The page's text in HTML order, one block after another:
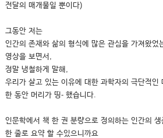
전달의 매개물일 뿐이다)
그동안 저는
인간의 존재와 삶의 형식에 많은 관심을 가져왔었
영상을 보면서,
정말 냉철하게 말해,
우리가 살고 있는 이유에 대한 과학자의 극단적인
한 동안 머리가 띵- 했습니다.
인문학에서 책 한 권 분량으로 정의하는 인간의
한 줄로 요약 할 수있으니까요